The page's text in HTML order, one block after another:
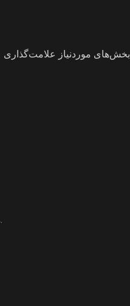
بخش‌های موردنیاز علامت‌گذاری